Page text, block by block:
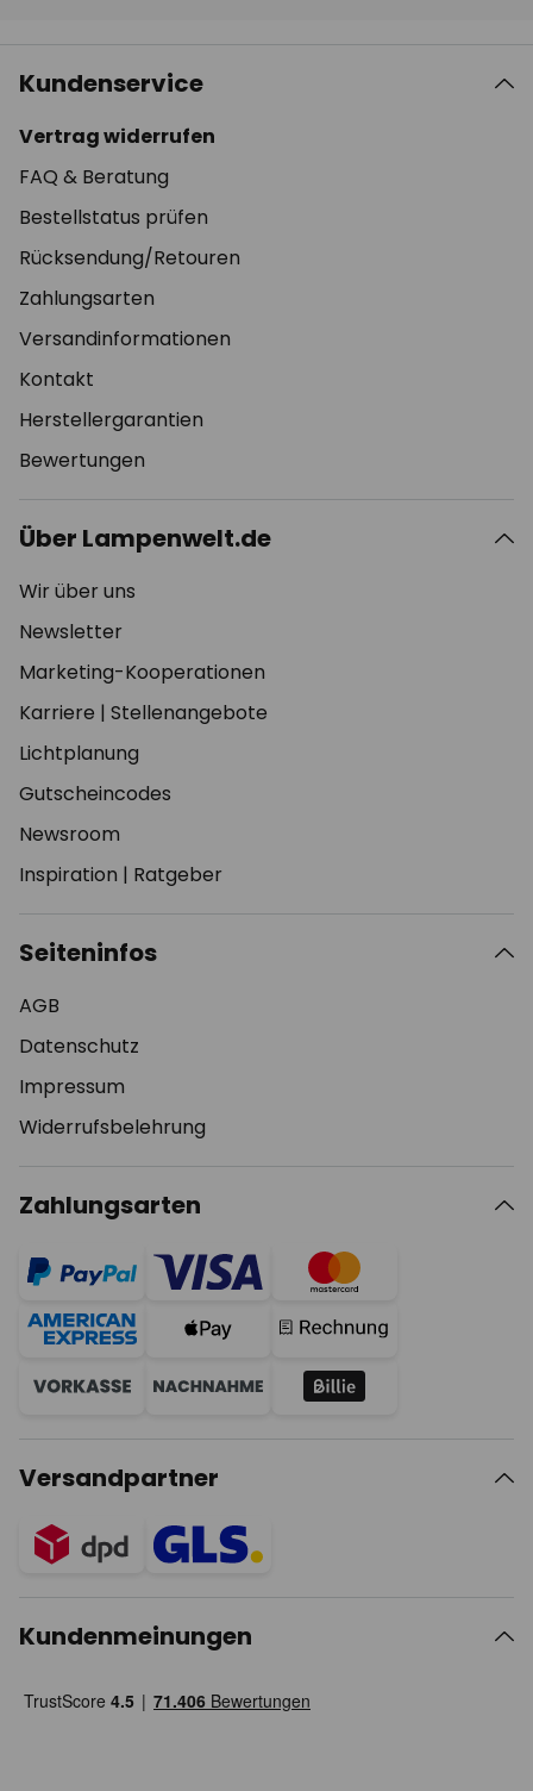
Kundenservice
Vertrag widerrufen
FAQ & Beratung
Bestellstatus prüfen
Rücksendung/Retouren
Zahlungsarten
Versandinformationen
Kontakt
Herstellergarantien
Bewertungen
Über Lampenwelt.de
Wir über uns
Newsletter
Marketing-Kooperationen
Karriere | Stellenangebote
Lichtplanung
Gutscheincodes
Newsroom
Inspiration | Ratgeber
Seiteninfos
AGB
Datenschutz
Impressum
Widerrufsbelehrung
Zahlungsarten
Versandpartner
Kundenmeinungen